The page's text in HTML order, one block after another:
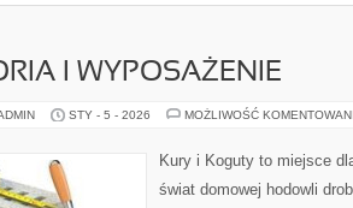
I WYPOSAŻENIE
STY - 5 - 2026 MOŻLIWOŚĆ
Kury i Koguty to miejsce
świat domowej hodowli